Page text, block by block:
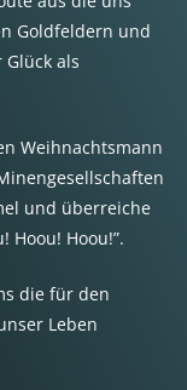
Goldfeldern und
als
Weihnachtsmann
und überreiche
Hoou! Hoou!”.
die für den
Leben